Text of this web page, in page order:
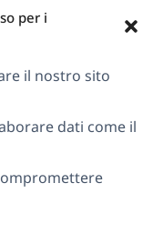
per i
il nostro sito
dati come il
Privacy
(si